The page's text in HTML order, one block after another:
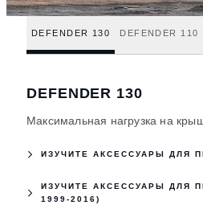
DEFENDER 130 DEFENDER 110
DEFENDER 130
Максимальная нагрузка на
ИЗУЧИТЕ АКСЕССУАРЫ ДЛЯ
ИЗУЧИТЕ АКСЕССУАРЫ ДЛЯ
1999-2016)